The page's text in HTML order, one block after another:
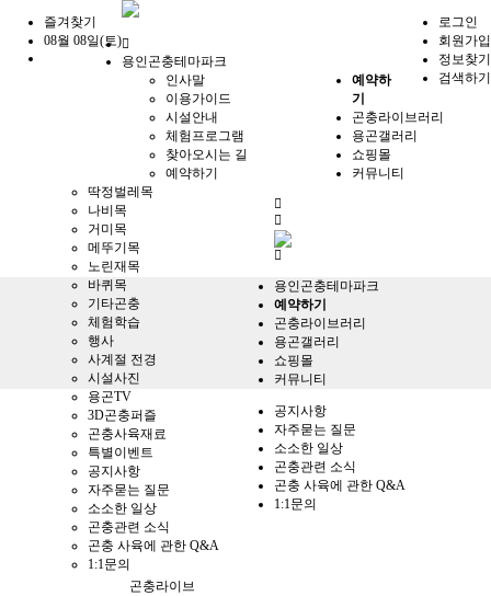
즐겨찾기
08월 08일(토)
로그인
회원가입
정보찾기
검색하기
으
용인곤충테마파크
인사말
이용가이드
시설안내
체험프로그램
찾아오시는 길
예약하기
예약하
기
곤충라이브러리
딱정벌레목
나비목
거미목
메뚜기목
노린재목
바퀴목
기타곤충
용곤갤러리
체험학습
행사
사계절 전경
시설사진
용곤TV
쇼핑몰
3D곤충퍼즐
곤충사육재료
특별이벤트
커뮤니티
공지사항
자주묻는 질문
소소한 일상
곤충관련 소식
곤충 사육에 관한 Q&A
1:1문의
메
용인곤충테마파크
예약하기
곤충라이브러리
용곤갤러리
쇼핑몰
커뮤니티
공지사항
자주묻는 질문
소소한 일상
곤충관련 소식
곤충 사육에 관한 Q&A
1:1문의
곤충라이브